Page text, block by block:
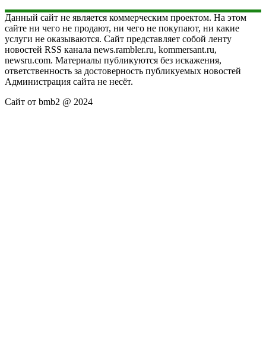
Данный сайт не является коммерческим проектом. На этом
сайте ни чего не продают, ни чего не покупают, ни какие
услуги не оказываются. Сайт представляет собой ленту
новостей RSS канала news.rambler.ru, kommersant.ru,
newsru.com. Материалы публикуются без искажения,
ответственность за достоверность публикуемых новостей
Администрация сайта не несёт.
Сайт от bmb2 @ 2024